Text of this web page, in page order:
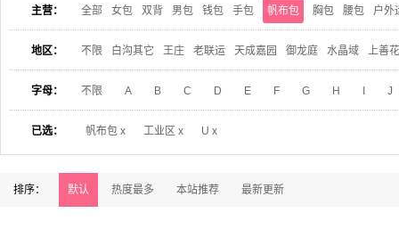
主营： 全部 女包 双背 男包 钱包 手包 帆布包 胸包 腰包 户外
地区： 不限 白沟其它 王庄 老联运 天成嘉园 御龙庭 水晶域 上善
字母： 不限 A B C D E F G H J
已选： 帆布包 x 工业区 x U x
排序： 默认 热度最多 本站推荐 最新更新